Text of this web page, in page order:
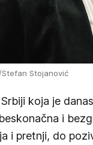
Stefan Stojanović
koja je
i
i pretnji, do